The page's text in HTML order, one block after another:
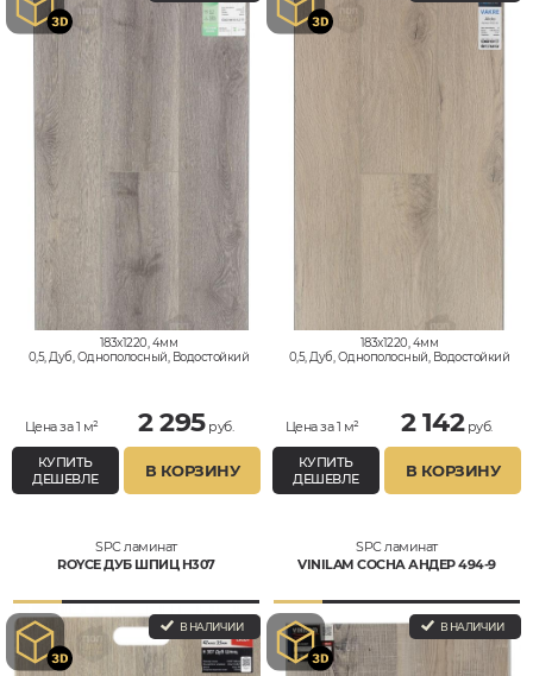
183x1220, 4мм
0,5, Дуб, Однополосный, Водостойкий
Цена за 1 м² 2 295руб.
КУПИТЬ
ДЕШЕВЛЕ
В КОРЗИНУ
183x1220, 4мм
0,5, Дуб, Однополосный, Водостойкий
Цена за 1 м² 2 142руб.
КУПИТЬ
ДЕШЕВЛЕ
В КОРЗИНУ
SPC ламинат
ROYCE ДУБ ШПИЦ H307
В НАЛИЧИИ
SPC ламинат
VINILAM СОСНА АНДЕР 494-9
В НАЛИЧИИ